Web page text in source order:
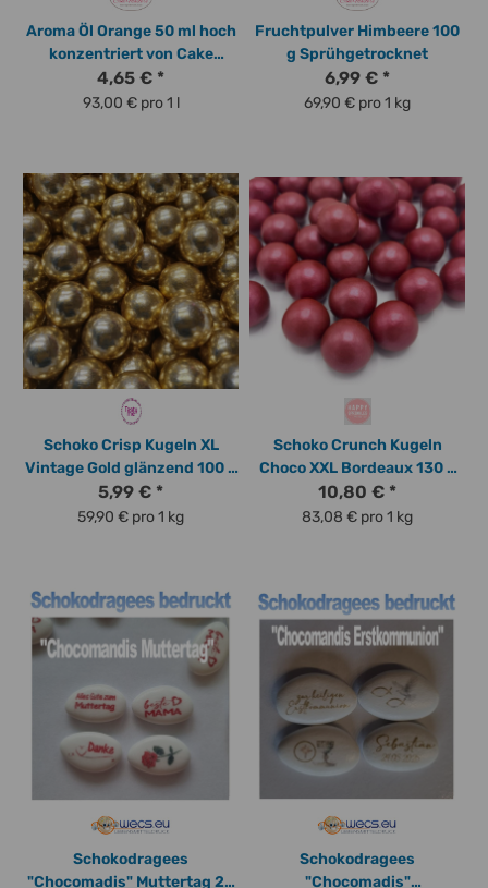
Aroma Öl Orange 50 ml hoch
konzentriert von Cake
Masters Basics
4,65 € *
93,00 € pro 1 l
Fruchtpulver Himbeere 100
g Sprühgetrocknet
6,99 € *
69,90 € pro 1 kg
Schoko Crisp Kugeln XL
Vintage Gold glänzend 100 g
von Tasty Me, Durchmesser
ca. 1,8 cm
5,99 € *
59,90 € pro 1 kg
Schoko Crunch Kugeln
Choco XXL Bordeaux 130 g
von Happy Sprinkles
10,80 € *
83,08 € pro 1 kg
Schokodragees
"Chocomadis" Muttertag 28
Schokodragees
"Chocomadis"